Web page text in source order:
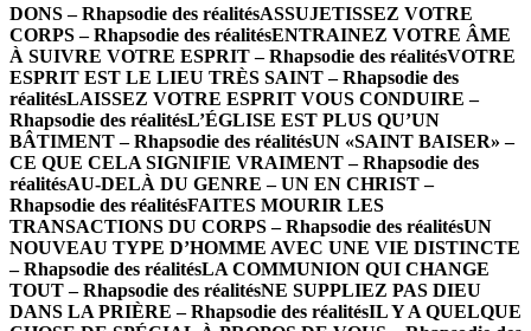
DONS – Rhapsodie des réalitésASSUJETISSEZ VOTRE
CORPS – Rhapsodie des réalitésENTRAINEZ VOTRE ÂME
À SUIVRE VOTRE ESPRIT – Rhapsodie des réalitésVOTRE
ESPRIT EST LE LIEU TRÈS SAINT – Rhapsodie des
réalitésLAISSEZ VOTRE ESPRIT VOUS CONDUIRE –
Rhapsodie des réalitésL’ÉGLISE EST PLUS QU’UN
BÂTIMENT – Rhapsodie des réalitésUN «SAINT BAISER» –
CE QUE CELA SIGNIFIE VRAIMENT – Rhapsodie des
réalitésAU-DELÀ DU GENRE – UN EN CHRIST –
Rhapsodie des réalitésFAITES MOURIR LES
TRANSACTIONS DU CORPS – Rhapsodie des réalitésUN
NOUVEAU TYPE D’HOMME AVEC UNE VIE DISTINCTE
– Rhapsodie des réalitésLA COMMUNION QUI CHANGE
TOUT – Rhapsodie des réalitésNE SUPPLIEZ PAS DIEU
DANS LA PRIÈRE – Rhapsodie des réalitésIL Y A QUELQUE